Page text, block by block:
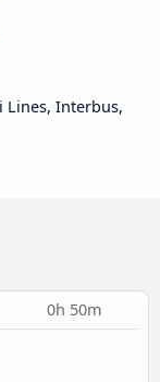
Lines, Interbus,
0h 50m